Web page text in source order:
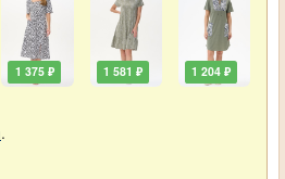
1 375 ₽ 1 581 ₽ 1 204 ₽
.